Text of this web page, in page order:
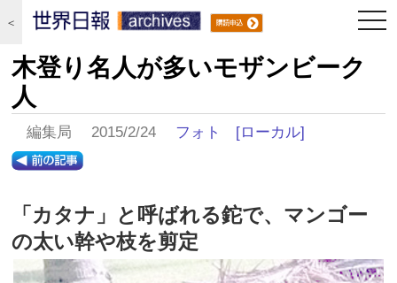
＜
木登り名人が多いモザンビーク
人
編集局 2015/2/24 フォト [ローカル]
「カタナ」と呼ばれる鉈で、マンゴー
の太い幹や枝を剪定